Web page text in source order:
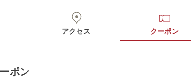
アクセス クーポン
ポン